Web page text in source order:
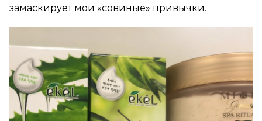
замаскирует мои «совиные» привычки.